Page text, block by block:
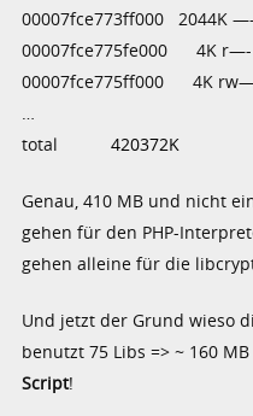
00007fce773ff000 2044K
00007fce775fe000 4K r—-
00007fce775ff000 4K rw—
…
total420372K
Genau, 410 MB und nicht
gehen für den PHP-
gehen alleine für die
Und jetzt der Grund wieso
benutzt 75 Libs => ~ 160
Script!